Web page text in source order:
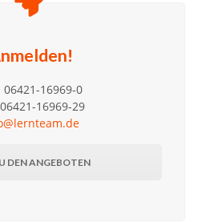
06421-16969-0
16969-29
DEN ANGEBOTEN